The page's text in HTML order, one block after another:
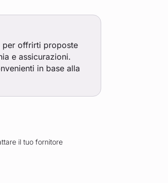
per offrirti proposte
e assicurazioni.
in base alla
il tuo fornitore